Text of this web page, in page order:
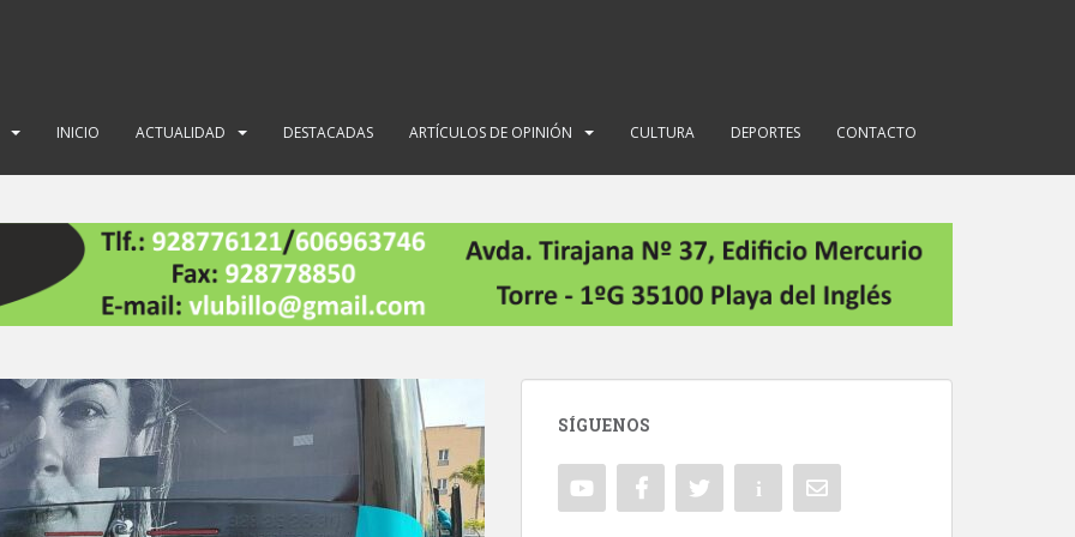
INICIO ACTUALIDAD DESTACADAS ARTÍCULOS DE OPINIÓN CULTURA DEPORTES CONTACTO
SÍGUENOS